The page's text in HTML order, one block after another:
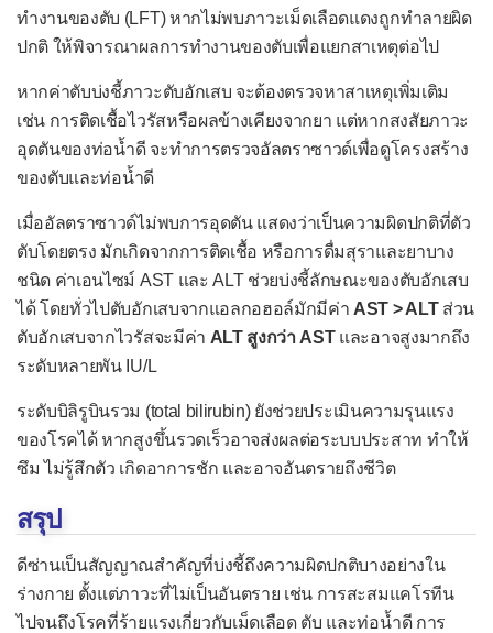
รอบเดือนไม่สม่ำเสมอ
ระดูออกมาก
ปวดประจำเดือน
กลุ่มอาการวัยทอง
เลือดออกหลังวัยหมดระดู
ภาวะแทรกซ้อนของการตั้งครรภ์
ตกเลือดระหว่างตั้งครรภ์
ตกเลือดหลังคลอด
น้ำเดินก่อนกำหนดคลอด
อาการแสดง
ความดันโลหิตสูง
ความดันโลหิตต่ำ
ความดันโลหิตแคบ
ต่อมน้ำเหลืองโต
ตับโต
ทำงานของตับ (LFT) หากไม่พบภาวะเม็ดเลือดแดงถูกทำลายผิด
ปกติ ให้พิจารณาผลการทำงานของตับเพื่อแยกสาเหตุต่อไป
หากค่าตับบ่งชี้ภาวะตับอักเสบ จะต้องตรวจหาสาเหตุเพิ่มเติม
เช่น การติดเชื้อไวรัสหรือผลข้างเคียงจากยา แต่หากสงสัยภาวะ
อุดตันของท่อน้ำดี จะทำการตรวจอัลตราซาวด์เพื่อดูโครงสร้าง
ของตับและท่อน้ำดี
เมื่ออัลตราซาวด์ไม่พบการอุดตัน แสดงว่าเป็นความผิดปกติที่ตัว
ตับโดยตรง มักเกิดจากการติดเชื้อ หรือการดื่มสุราและยาบาง
ชนิด ค่าเอนไซม์ AST และ ALT ช่วยบ่งชี้ลักษณะของตับอักเสบ
ได้ โดยทั่วไปตับอักเสบจากแอลกอฮอล์มักมีค่า AST > ALTส่วน
ตับอักเสบจากไวรัสจะมีค่า ALT สูงกว่า ASTและอาจสูงมากถึง
ระดับหลายพัน IU/L
ระดับบิลิรูบินรวม (total bilirubin) ยังช่วยประเมินความรุนแรง
ของโรคได้ หากสูงขึ้นรวดเร็วอาจส่งผลต่อระบบประสาท ทำให้
ซึม ไม่รู้สึกตัว เกิดอาการชัก และอาจอันตรายถึงชีวิต
สรุป
ดีซ่านเป็นสัญญาณสำคัญที่บ่งชี้ถึงความผิดปกติบางอย่างใน
ร่างกาย ตั้งแต่ภาวะที่ไม่เป็นอันตราย เช่น การสะสมแคโรทีน
ไปจนถึงโรคที่ร้ายแรงเกี่ยวกับเม็ดเลือด ตับ และท่อน้ำดี การ